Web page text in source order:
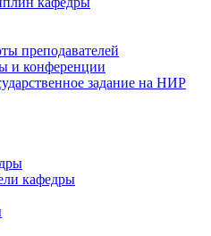
преподавателей
и конференции
задание на НИР
кафедры